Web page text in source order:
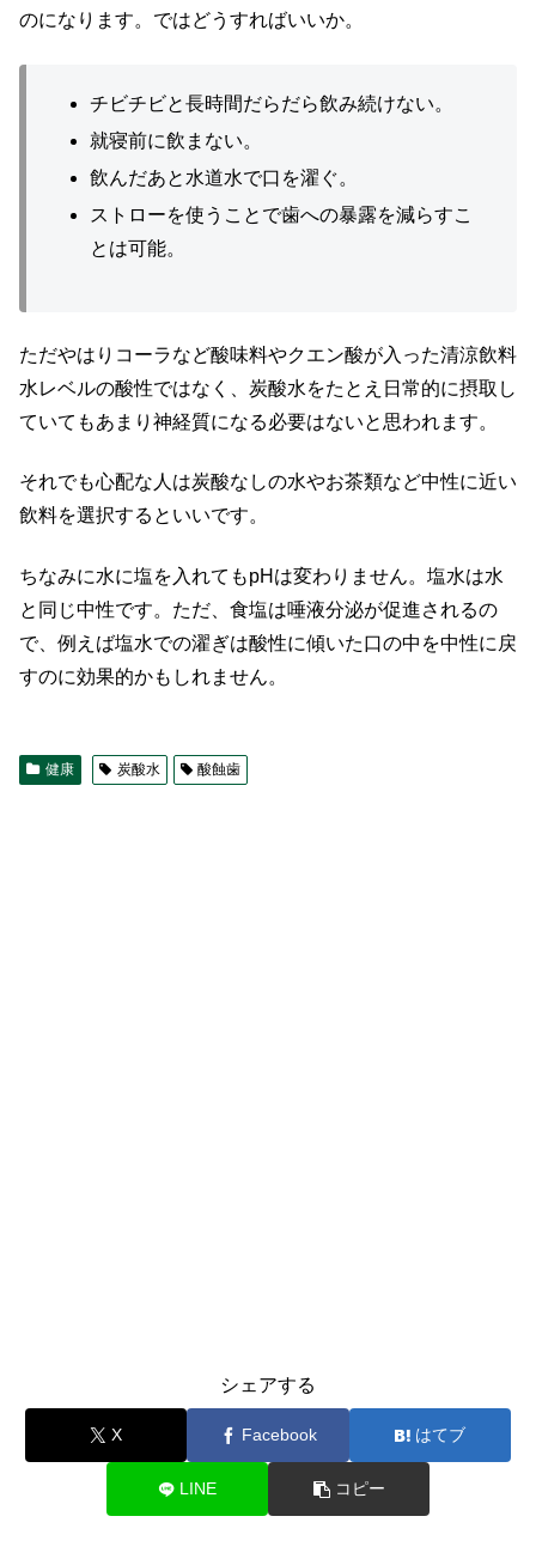
のになります。ではどうすればいいか。
チビチビと長時間だらだら飲み続けない。
就寝前に飲まない。
飲んだあと水道水で口を濯ぐ。
ストローを使うことで歯への暴露を減らすこ
とは可能。
ただやはりコーラなど酸味料やクエン酸が入った清涼飲料
水レベルの酸性ではなく、炭酸水をたとえ日常的に摂取し
ていてもあまり神経質になる必要はないと思われます。
それでも心配な人は炭酸なしの水やお茶類など中性に近い
飲料を選択するといいです。
ちなみに水に塩を入れてもpHは変わりません。塩水は水
と同じ中性です。ただ、食塩は唾液分泌が促進されるの
で、例えば塩水での濯ぎは酸性に傾いた口の中を中性に戻
すのに効果的かもしれません。
健康 炭酸水 酸蝕歯
シェアする
X Facebook はてブ
LINE コピー